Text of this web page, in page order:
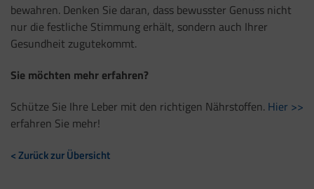
bewahren. Denken Sie daran, dass bewusster Genuss nicht
nur die festliche Stimmung erhält, sondern auch Ihrer
Gesundheit zugutekommt.
Sie möchten mehr erfahren?
Schütze Sie Ihre Leber mit den richtigen Nährstoffen. Hier >>
erfahren Sie mehr!
< Zurück zur Übersicht